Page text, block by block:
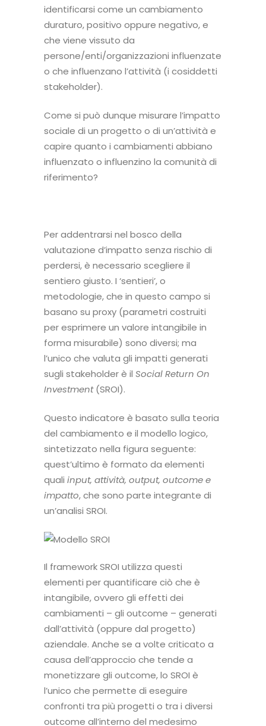
identificarsi come un cambiamento
duraturo, positivo oppure negativo, e
che viene vissuto da
persone/enti/organizzazioni influenzate
o che influenzano l’attività (i cosiddetti
stakeholder).
Come si può dunque misurare l’impatto
sociale di un progetto o di un’attività e
capire quanto i cambiamenti abbiano
influenzato o influenzino la comunità di
riferimento?
Per addentrarsi nel bosco della
valutazione d’impatto senza rischio di
perdersi, è necessario scegliere il
sentiero giusto. I ‘sentieri’, o
metodologie, che in questo campo si
basano su proxy (parametri costruiti
per esprimere un valore intangibile in
forma misurabile) sono diversi; ma
l’unico che valuta gli impatti generati
sugli stakeholder è il Social Return On
Investment(SROI).
Questo indicatore è basato sulla teoria
del cambiamento e il modello logico,
sintetizzato nella figura seguente:
quest’ultimo è formato da elementi
quali input, attività, output, outcome e
impatto, che sono parte integrante di
un’analisi SROI.
Il framework SROI utilizza questi
elementi per quantificare ciò che è
intangibile, ovvero gli effetti dei
cambiamenti – gli outcome – generati
dall’attività (oppure dal progetto)
aziendale. Anche se a volte criticato a
causa dell’approccio che tende a
monetizzare gli outcome, lo SROI è
l’unico che permette di eseguire
confronti tra più progetti o tra i diversi
outcome all’interno del medesimo